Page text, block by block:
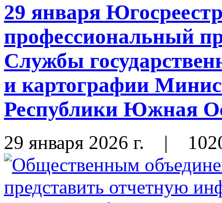
29 января
профессиональный
Службы
и картографии
Республики Южная
29 января 2026 г. |